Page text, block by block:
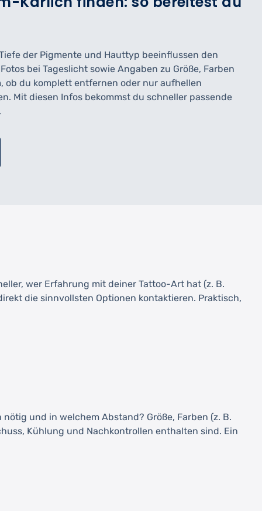
der Pigmente und Hauttyp beeinflussen den
bei Tageslicht sowie Angaben zu Größe, Farben
ob du komplett entfernen oder nur aufhellen
Mit diesen Infos bekommst du schneller passende
wer Erfahrung mit deiner Tattoo-Art hat (z. B.
die sinnvollsten Optionen kontaktieren. Praktisch,
und in welchem Abstand? Größe, Farben (z. B.
Kühlung und Nachkontrollen enthalten sind. Ein